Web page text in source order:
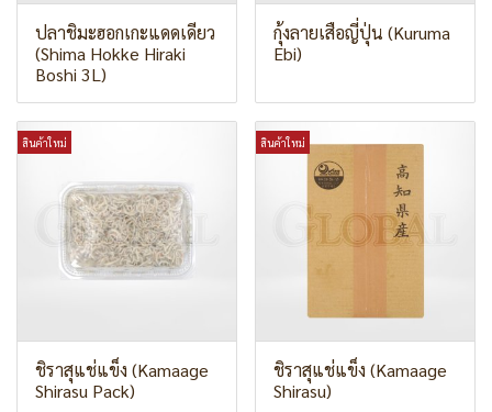
ปลาชิมะฮอกเกะแดดเดียว
(Shima Hokke Hiraki
Boshi 3L)
กุ้งลายเสือญี่ปุ่น (Kuruma
Ebi)
สินค้าใหม่
ชิราสุแช่แข็ง (Kamaage
Shirasu Pack)
สินค้าใหม่
ชิราสุแช่แข็ง (Kamaage
Shirasu)